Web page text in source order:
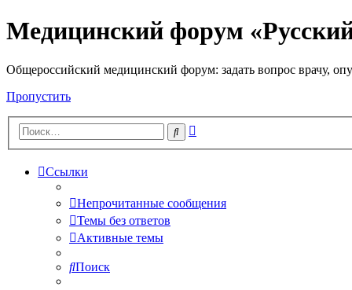
Медицинский форум
Общероссийский медицинский форум: задать вопрос врачу,
Пропустить
Поиск
Ссылки
Непрочитанные сообщения
Темы без ответов
Активные темы
Поиск